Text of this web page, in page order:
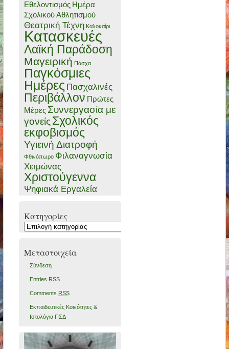
Εθελοντισμός Ημέρα
Σχολικού Αθλητισμού
Θεατρική Τέχνη Καλοκαίρι
Κατασκευές
Λαϊκή Παράδοση
Μαγειρική Πάσχα
Παγκόσμιες
Ημέρες Πασχαλινές
Περιβάλλον Πρώτες
Μέρες Συννεργασία με
γονείς Σχολικός
εκφοβισμός
Υγιεινή Διατροφή
Φθινόπωρο Φιλαναγνωσία
Χειμώνας
Χριστούγεννα
Ψηφιακά Εργαλεία
Kατηγορίες
Kατηγορίες
Μεταστοιχεία
Σύνδεση
Entries RSS
Comments RSS
Εκπαιδευτικές Κοινότητες &
Ιστολόγια ΠΣΔ